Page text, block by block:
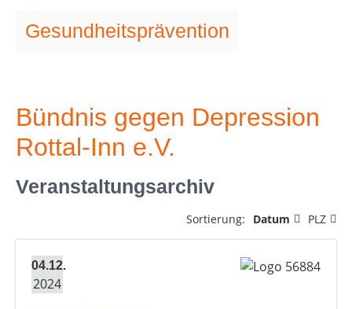
Gesundheitsprävention
Bündnis gegen Depression
Rottal-Inn e.V.
Veranstaltungsarchiv
Sortierung: Datum PLZ
04.12.
2024